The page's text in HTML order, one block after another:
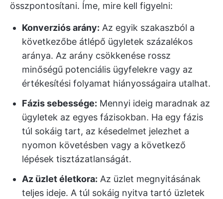
összpontosítani. Íme, mire kell figyelni:
Konverziós arány: Az egyik szakaszból a
következőbe átlépő ügyletek százalékos
aránya. Az arány csökkenése rossz
minőségű potenciális ügyfelekre vagy az
értékesítési folyamat hiányosságaira utalhat.
Fázis sebessége: Mennyi ideig maradnak az
ügyletek az egyes fázisokban. Ha egy fázis
túl sokáig tart, az késedelmet jelezhet a
nyomon követésben vagy a következő
lépések tisztázatlanságát.
Az üzlet életkora: Az üzlet megnyitásának
teljes ideje. A túl sokáig nyitva tartó üzletek